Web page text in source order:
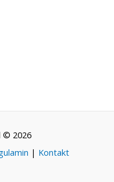
© 2026
| Kontakt